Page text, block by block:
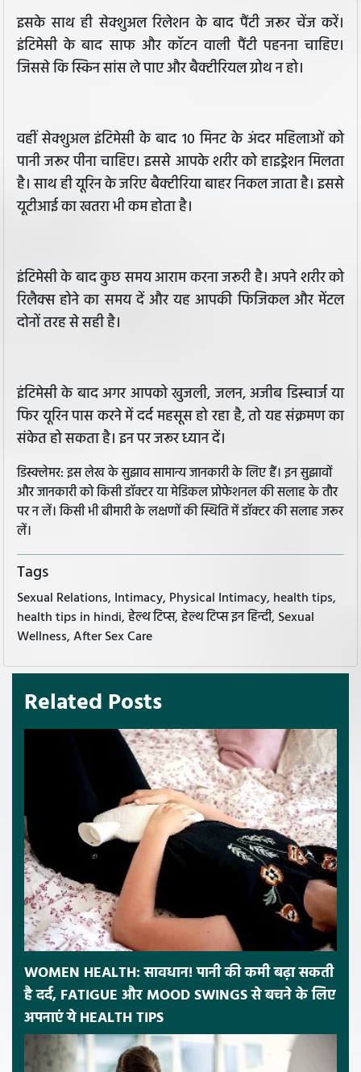
इसके साथ ही सेक्शुअल रिलेशन के बाद पैंटी जरूर चेंज करें।
इंटिमेसी के बाद साफ और कॉटन वाली पैंटी पहनना चाहिए।
जिससे कि स्किन सांस ले पाए और बैक्टीरियल ग्रोथ न हो।
वहीं सेक्शुअल इंटिमेसी के बाद 10 मिनट के अंदर महिलाओं को
पानी जरूर पीना चाहिए। इससे आपके शरीर को हाइड्रेशन मिलता
है। साथ ही यूरिन के जरिए बैक्टीरिया बाहर निकल जाता है। इससे
यूटीआई का खतरा भी कम होता है।
इंटिमेसी के बाद कुछ समय आराम करना जरूरी है। अपने शरीर को
रिलैक्स होने का समय दें और यह आपकी फिजिकल और मेंटल
दोनों तरह से सही है।
इंटिमेसी के बाद अगर आपको खुजली, जलन, अजीब डिस्चार्ज या
फिर यूरिन पास करने में दर्द महसूस हो रहा है, तो यह संक्रमण का
संकेत हो सकता है। इन पर जरूर ध्यान दें।
डिस्क्लेमर: इस लेख के सुझाव सामान्य जानकारी के लिए हैं। इन सुझावों
और जानकारी को किसी डॉक्टर या मेडिकल प्रोफेशनल की सलाह के तौर
पर न लें। किसी भी बीमारी के लक्षणों की स्थिति में डॉक्टर की सलाह जरूर
लें।
Tags
Sexual Relations, Intimacy, Physical Intimacy, health tips,
health tips in hindi, हेल्थ टिप्स, हेल्थ टिप्स इन हिन्दी, Sexual
Wellness, After Sex Care
Related Posts
WOMEN HEALTH: सावधान! पानी की कमी बढ़ा सकती
है दर्द, FATIGUE और MOOD SWINGS से बचने के लिए
अपनाएं ये HEALTH TIPS